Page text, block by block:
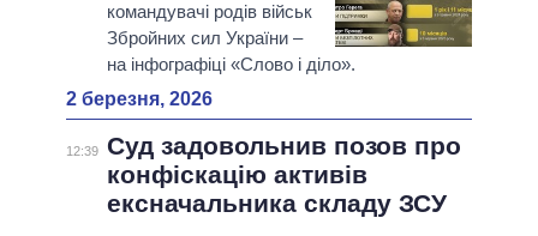
командувачі родів військ
Збройних сил України –
на інфографіці «Слово і діло».
2 березня, 2026
12:39 Суд задовольнив позов про
конфіскацію активів
ексначальника складу ЗСУ